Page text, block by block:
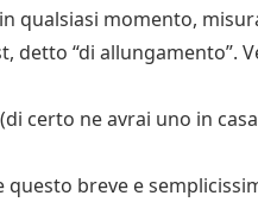
qualsiasi momento,
detto “di allungamento”.
certo ne avrai uno in
breve e